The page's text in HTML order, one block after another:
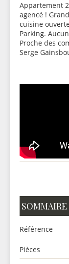
Appartement
agencé !
cuisine
Parking.
Proche des
Serge
SOMMAIRE
Référence
Pièces